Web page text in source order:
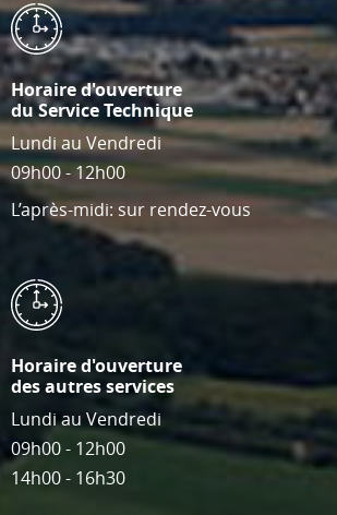
Horaire d'ouverture
du Service Technique
Lundi au Vendredi
09h00 - 12h00
L’après-midi: sur rendez-vous
Horaire d'ouverture
des autres services
Lundi au Vendredi
09h00 - 12h00
14h00 - 16h30